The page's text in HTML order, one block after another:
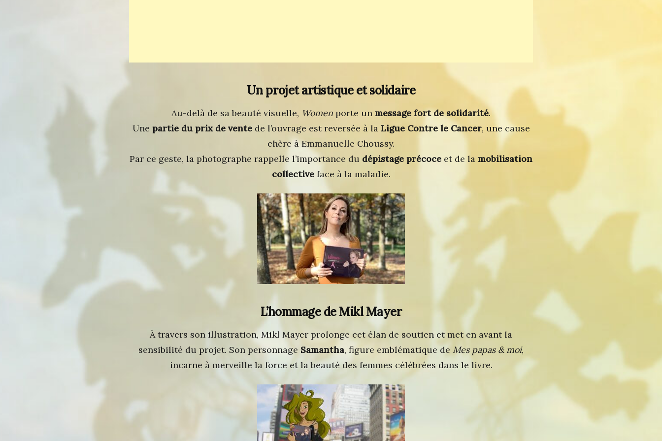
Un projet artistique et solidaire
Au-delà de sa beauté visuelle, Women porte un message fort de solidarité.
Une partie du prix de ventede l’ouvrage est reversée à la Ligue Contre le Cancer, une cause
chère à Emmanuelle Choussy.
Par ce geste, la photographe rappelle l’importance du dépistage précoce et de la mobilisation
collectiveface à la maladie.
L’hommage de Mikl Mayer
À travers son illustration, Mikl Mayer prolonge cet élan de soutien et met en avant la
sensibilité du projet. Son personnage Samantha, figure emblématique de Mes papas & moi,
incarne à merveille la force et la beauté des femmes célébrées dans le livre.